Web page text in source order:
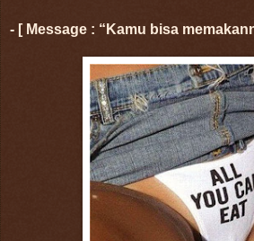
- [ Message : “Kamu bisa